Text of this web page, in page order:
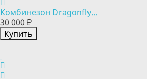
Комбинезон Dragonfly...
30 000 ₽
Купить